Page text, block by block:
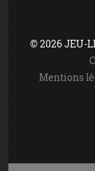
© 2026 JEU-
Mentions